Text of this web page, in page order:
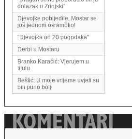
dolazak u Zrinjski''
Djevojke pobijedile, Mostar se
još jednom osramotio!
''Djevojka od 20 pogodaka''
Derbi u Mostaru
Branko Karačić: Vjerujem u
titulu
Bešlić: U moje vrijeme uvjeti su
bili puno bolji